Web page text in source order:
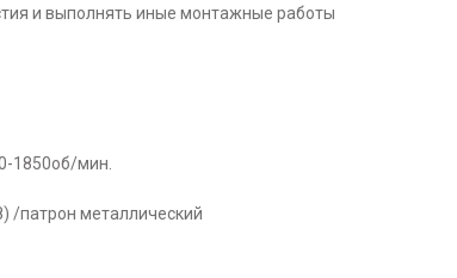
и выполнять иные монтажные работы
1850об/мин.
/патрон металлический